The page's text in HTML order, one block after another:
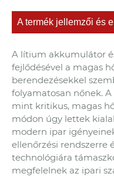
A termék jellemzői és
A lítium akkumulátor
fejlődésével a magas
berendezésekkel
folyamatosan nőnek.
mint kritikus, magas
módon úgy lettek
modern ipar
ellenőrzési rendszerre
technológiára
megfelelnek az ipari